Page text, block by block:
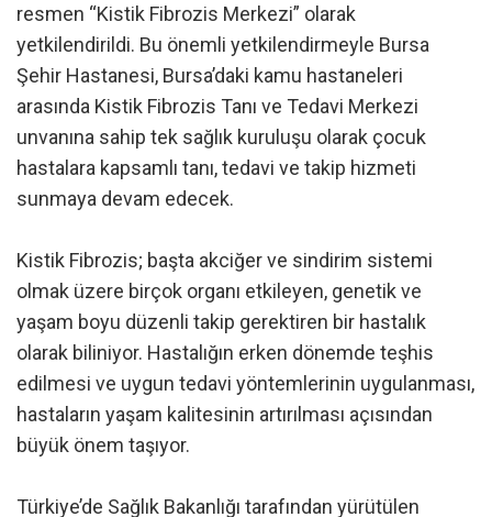
resmen “Kistik Fibrozis Merkezi” olarak
yetkilendirildi. Bu önemli yetkilendirmeyle Bursa
Şehir Hastanesi, Bursa’daki kamu hastaneleri
arasında Kistik Fibrozis Tanı ve Tedavi Merkezi
unvanına sahip tek sağlık kuruluşu olarak çocuk
hastalara kapsamlı tanı, tedavi ve takip hizmeti
sunmaya devam edecek.
Kistik Fibrozis; başta akciğer ve sindirim sistemi
olmak üzere birçok organı etkileyen, genetik ve
yaşam boyu düzenli takip gerektiren bir hastalık
olarak biliniyor. Hastalığın erken dönemde teşhis
edilmesi ve uygun tedavi yöntemlerinin uygulanması,
hastaların yaşam kalitesinin artırılması açısından
büyük önem taşıyor.
Türkiye’de Sağlık Bakanlığı tarafından yürütülen